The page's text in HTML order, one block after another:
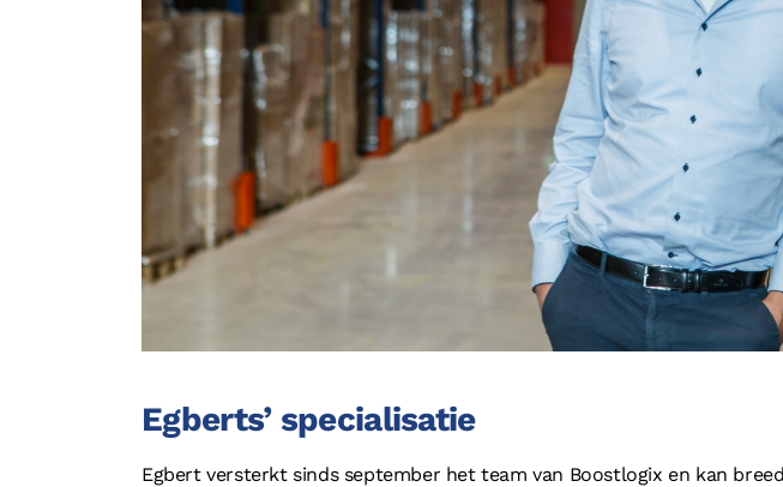
Egberts’ specialisatie
Egbert versterkt sinds september het team van Boostlogix en kan